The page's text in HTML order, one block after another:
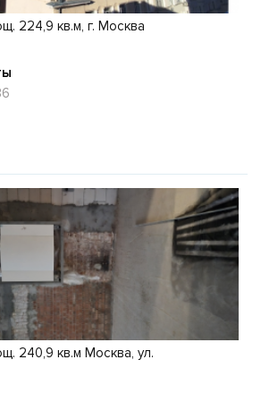
224,9 кв.м, г. Москва
240,9 кв.м Москва, ул.